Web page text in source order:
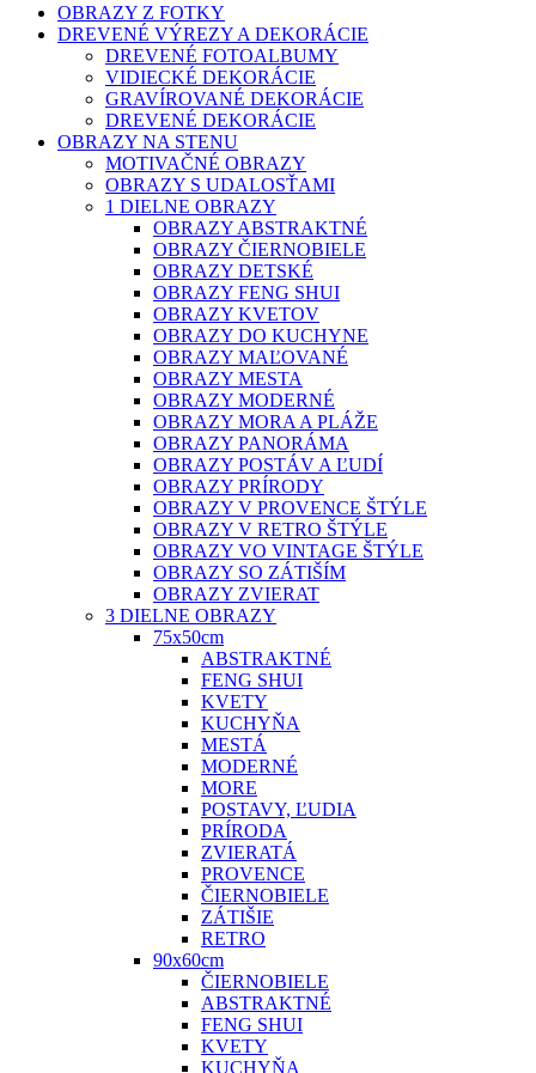
OBRAZY Z FOTKY
DREVENÉ VÝREZY A DEKORÁCIE
DREVENÉ FOTOALBUMY
VIDIECKÉ DEKORÁCIE
GRAVÍROVANÉ DEKORÁCIE
DREVENÉ DEKORÁCIE
OBRAZY NA STENU
MOTIVAČNÉ OBRAZY
OBRAZY S UDALOSŤAMI
1 DIELNE OBRAZY
OBRAZY ABSTRAKTNÉ
OBRAZY ČIERNOBIELE
OBRAZY DETSKÉ
OBRAZY FENG SHUI
OBRAZY KVETOV
OBRAZY DO KUCHYNE
OBRAZY MAĽOVANÉ
OBRAZY MESTA
OBRAZY MODERNÉ
OBRAZY MORA A PLÁŽE
OBRAZY PANORÁMA
OBRAZY POSTÁV A ĽUDÍ
OBRAZY PRÍRODY
OBRAZY V PROVENCE ŠTÝLE
OBRAZY V RETRO ŠTÝLE
OBRAZY VO VINTAGE ŠTÝLE
OBRAZY SO ZÁTIŠÍM
OBRAZY ZVIERAT
3 DIELNE OBRAZY
75x50cm
ABSTRAKTNÉ
FENG SHUI
KVETY
KUCHYŇA
MESTÁ
MODERNÉ
MORE
POSTAVY, ĽUDIA
PRÍRODA
ZVIERATÁ
PROVENCE
ČIERNOBIELE
ZÁTIŠIE
RETRO
90x60cm
ČIERNOBIELE
ABSTRAKTNÉ
FENG SHUI
KVETY
KUCHYŇA